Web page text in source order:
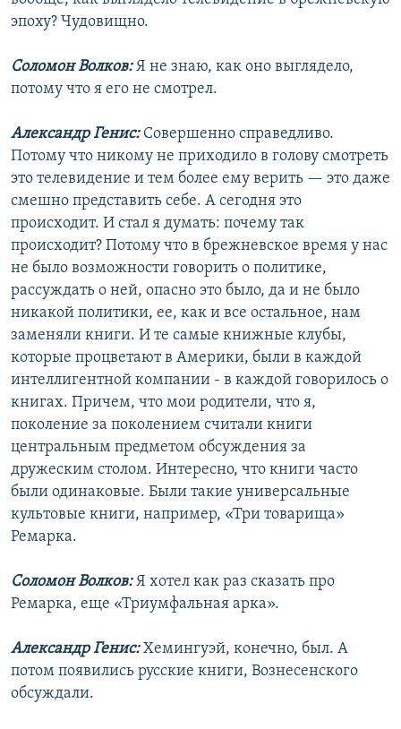
эпоху? Чудовищно.
Соломон Волков:Я не знаю, как оно выглядело,
потому что я его не смотрел.
Александр Генис:Совершенно справедливо.
Потому что никому не приходило в голову смотреть
это телевидение и тем более ему верить — это даже
смешно представить себе. А сегодня это
происходит. И стал я думать: почему так
происходит? Потому что в брежневское время у нас
не было возможности говорить о политике,
рассуждать о ней, опасно это было, да и не было
никакой политики, ее, как и все остальное, нам
заменяли книги. И те самые книжные клубы,
которые процветают в Америки, были в каждой
интеллигентной компании - в каждой говорилось о
книгах. Причем, что мои родители, что я,
поколение за поколением считали книги
центральным предметом обсуждения за
дружеским столом. Интересно, что книги часто
были одинаковые. Были такие универсальные
культовые книги, например, «Три товарища»
Ремарка.
Соломон Волков:Я хотел как раз сказать про
Ремарка, еще «Триумфальная арка».
Александр Генис:Хемингуэй, конечно, был. А
потом появились русские книги, Вознесенского
обсуждали.